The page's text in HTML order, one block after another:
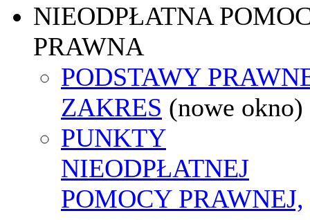
NIEODPŁATNA
PRAWNA
PODSTAWY
ZAKRES (nowe okno)
PUNKTY
NIEODPŁATNEJ
POMOCY PRAWNEJ,